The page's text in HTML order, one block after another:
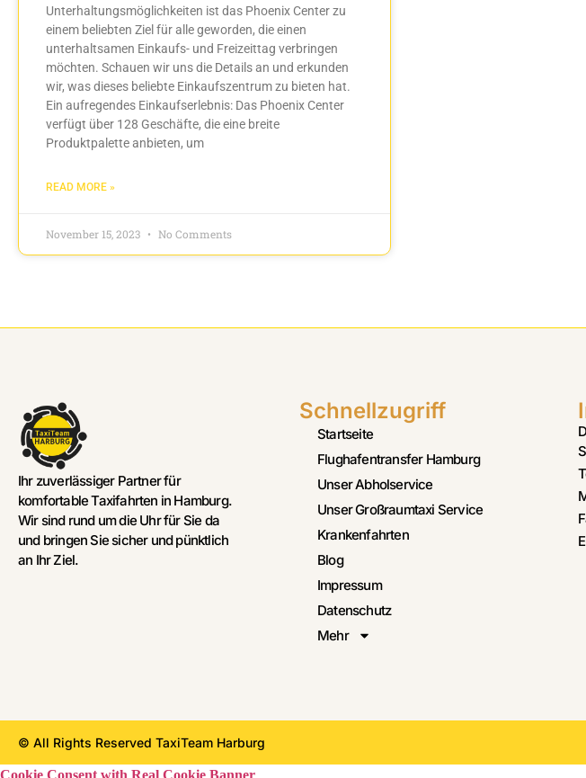
Unterhaltungsmöglichkeiten ist das Phoenix Center zu
einem beliebten Ziel für alle geworden, die einen
unterhaltsamen Einkaufs- und Freizeittag verbringen
möchten. Schauen wir uns die Details an und erkunden
wir, was dieses beliebte Einkaufszentrum zu bieten hat.
Ein aufregendes Einkaufserlebnis: Das Phoenix Center
verfügt über 128 Geschäfte, die eine breite
Produktpalette anbieten, um
READ MORE »
November 15, 2023 No Comments
Ihr zuverlässiger Partner für
komfortable Taxifahrten in Hamburg.
Wir sind rund um die Uhr für Sie da
und bringen Sie sicher und pünktlich
an Ihr Ziel.
Schnellzugriff
Startseite
Flughafentransfer Hamburg
Unser Abholservice
Unser Großraumtaxi Service
Krankenfahrten
Blog
Impressum
Datenschutz
Mehr
© All Rights Reserved TaxiTeam Harburg
Cookie Consent with Real Cookie Banner